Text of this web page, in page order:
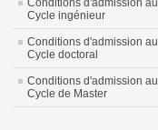
Conditions d'admission au
Cycle ingénieur
Conditions d'admission au
Cycle doctoral
Conditions d'admission au
Cycle de Master